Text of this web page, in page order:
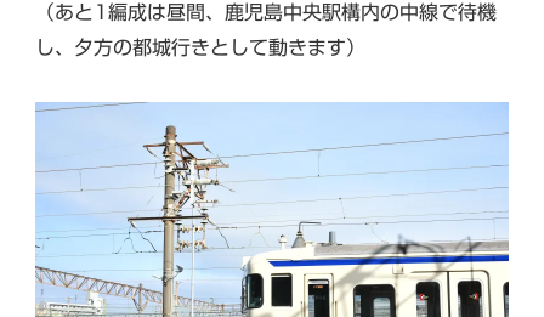
（あと1編成は昼間、鹿児島中央駅構内の中線で待機
し、夕方の都城行きとして動きます）